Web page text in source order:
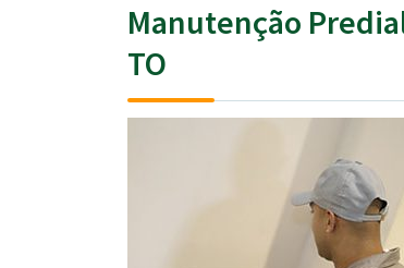
Manutenção
TO